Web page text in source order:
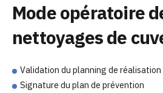
Mode opératoire
nettoyages de
Validation du planning de réalisation
Signature du plan de prévention